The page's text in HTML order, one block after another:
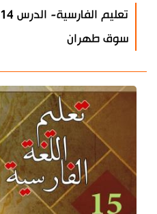
سوق طهران